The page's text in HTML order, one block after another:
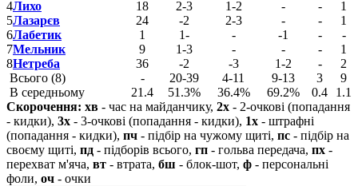
4Лихо 18 2-3 1-2 - -
1
5Лазарєв 24 -2 2-3 - -
1
6Лабетик 1 1- - -1 -
-
7Мельник 9 1-3 - - -
1
8Нетреба 36 -2 -3 1-2 -
2
Всього (8)
- 20-39 4-11 9-13 3
9
В середньому
21.4 51.3% 36.4% 69.2% 0.4
1.1
Скорочення: хв - час на майданчику, 2х - 2-очкові (попадання
- кидки), 3х - 3-очкові (попадання - кидки), 1х - штрафні
(попадання - кидки), пч - підбір на чужому щиті, пс - підбір на
своєму щиті, пд - підборів всього, гп - гольва передача, пх -
перехват м'яча, вт - втрата, бш - блок-шот, ф - персональні
фоли, оч - очки